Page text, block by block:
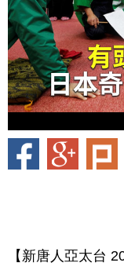
【新唐人亞太台